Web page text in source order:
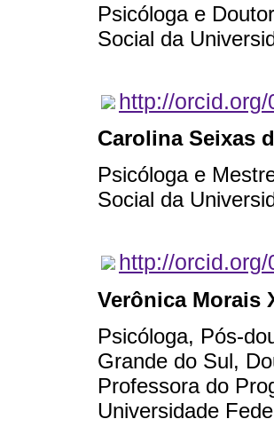
Psicóloga e
Social da
http://
Carolina Seixas
Psicóloga e
Social da
http://
Verônica Morais
Psicóloga, Pós-
Grande do Sul,
Professora do
Universidade